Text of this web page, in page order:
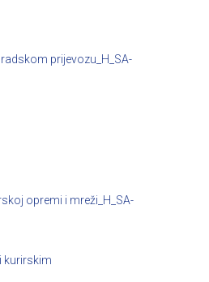
prijevozu_H_SA-
opremi i mreži_H_SA-
kurirskim